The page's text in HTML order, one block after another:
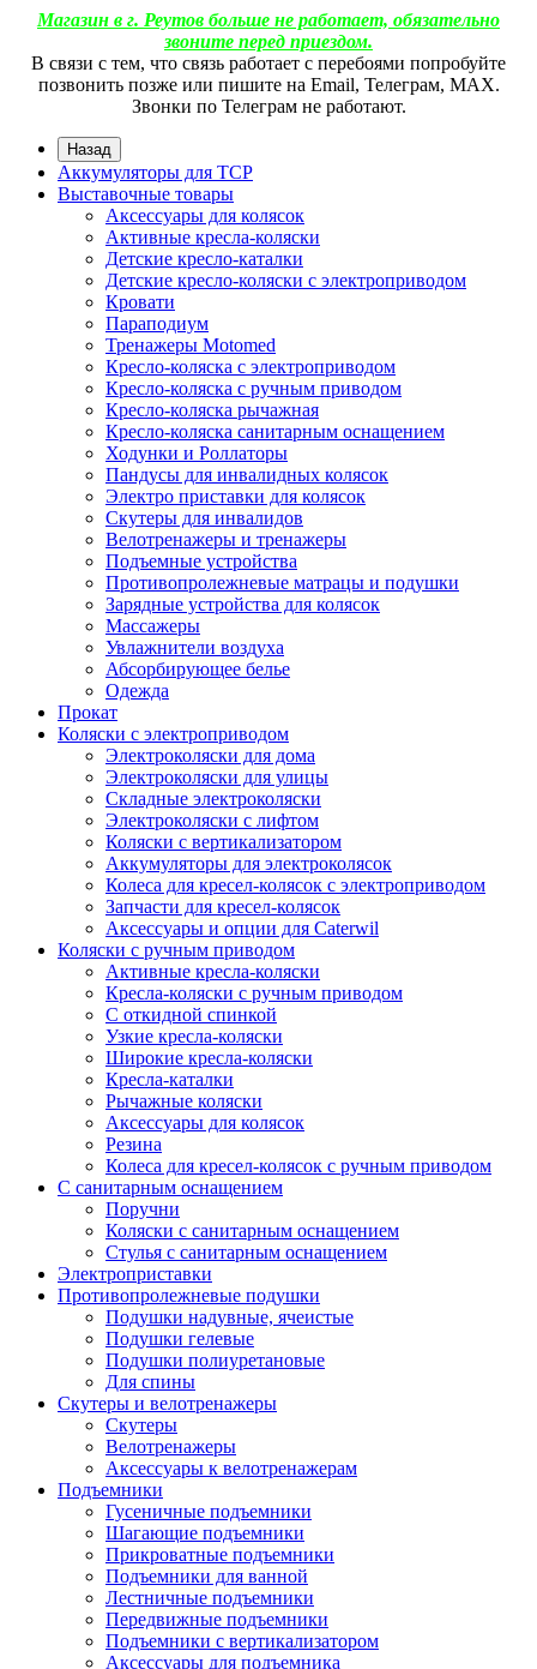
Магазин в г. Реутов больше не работает, обязательно
звоните перед приездом.
В связи с тем, что связь работает с перебоями попробуйте
позвонить позже или пишите на Email, Телеграм, МАХ.
Звонки по Телеграм не работают.
Назад
Аккумуляторы для ТСР
Выставочные товары
Аксессуары для колясок
Активные кресла-коляски
Детские кресло-каталки
Детские кресло-коляски с электроприводом
Кровати
Параподиум
Тренажеры Motomed
Кресло-коляска с электроприводом
Кресло-коляска с ручным приводом
Кресло-коляска рычажная
Кресло-коляска санитарным оснащением
Ходунки и Роллаторы
Пандусы для инвалидных колясок
Электро приставки для колясок
Скутеры для инвалидов
Велотренажеры и тренажеры
Подъемные устройства
Противопролежневые матрацы и подушки
Зарядные устройства для колясок
Массажеры
Увлажнители воздуха
Абсорбирующее белье
Одежда
Прокат
Коляски с электроприводом
Электроколяски для дома
Электроколяски для улицы
Складные электроколяски
Электроколяски с лифтом
Коляски с вертикализатором
Аккумуляторы для электроколясок
Колеса для кресел-колясок с электроприводом
Запчасти для кресел-колясок
Аксессуары и опции для Caterwil
Коляски с ручным приводом
Активные кресла-коляски
Кресла-коляски с ручным приводом
С откидной спинкой
Узкие кресла-коляски
Широкие кресла-коляски
Кресла-каталки
Рычажные коляски
Аксессуары для колясок
Резина
Колеса для кресел-колясок с ручным приводом
С санитарным оснащением
Поручни
Коляски с санитарным оснащением
Стулья с санитарным оснащением
Электроприставки
Противопролежневые подушки
Подушки надувные, ячеистые
Подушки гелевые
Подушки полиуретановые
Для спины
Скутеры и велотренажеры
Скутеры
Велотренажеры
Аксессуары к велотренажерам
Подъемники
Гусеничные подъемники
Шагающие подъемники
Прикроватные подъемники
Подъемники для ванной
Лестничные подъемники
Передвижные подъемники
Подъемники с вертикализатором
Аксессуары для подъемника